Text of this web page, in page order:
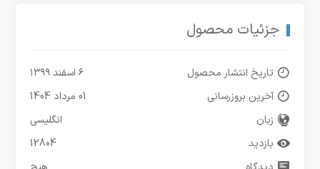
جزئیات محصول
تاریخ انتشار محصول
۶ اسفند ۱۳۹۹
آخرین بروزرسانی
01 مرداد 1404
زبان
انگلیسی
بازدید
12804